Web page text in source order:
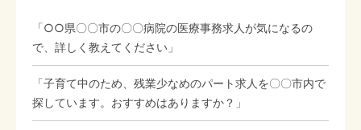
「○○県〇〇市の〇〇病院の医療事務求人が気になるの
で、詳しく教えてください」
「子育て中のため、残業少なめのパート求人を〇〇市内で
探しています。おすすめはありますか？」